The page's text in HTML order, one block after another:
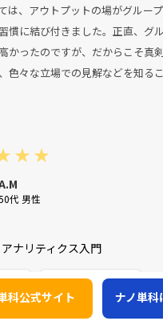
科公式サイト ナノ単科
は、アウトプットの場がグルー
慣に結び付きました。正直、グ
かったのですが、だからこそ真
色々な立場での見解などを知る
★ ★
代 男性
ナリティクス入門
すい
学習習慣が身に付く
び合える